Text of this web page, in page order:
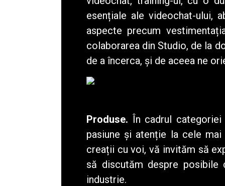
esențiale ale videochat-ului,
aspecte precum
colaborarea din Studio, de la
de a încerca, și de aceea ne
Produse. În cadrul
pasiune și atenție la cele
creații cu voi, vă invităm să
să discutăm despre posibile
industrie.